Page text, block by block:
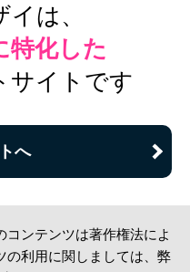
は、
特化した
サイトです
へ
ンテンツは著作権法によ
の利用に関しましては、弊